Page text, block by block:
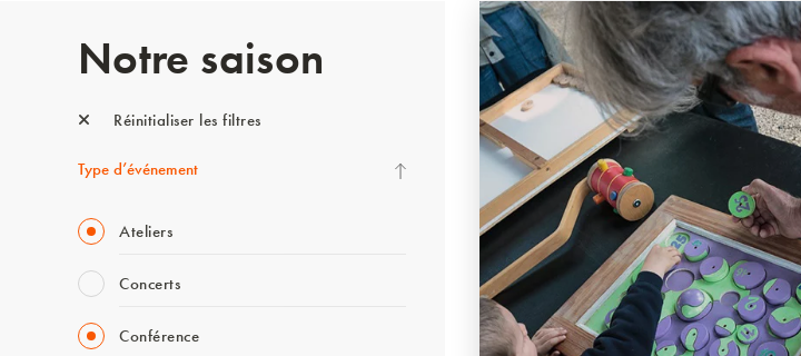
Notre saison
Réinitialiser les filtres
Type d’événement
Ateliers
Concerts
Conférence